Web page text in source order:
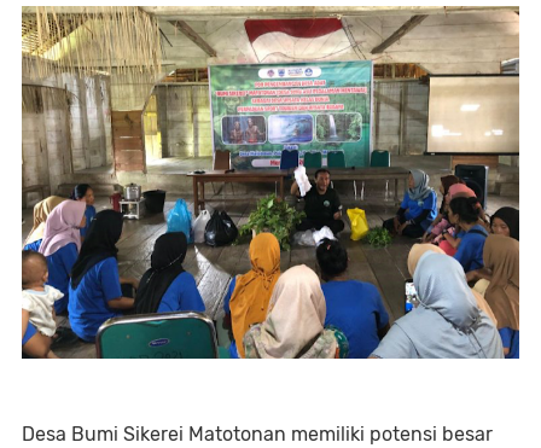
Desa Bumi Sikerei Matotonan memiliki potensi besar